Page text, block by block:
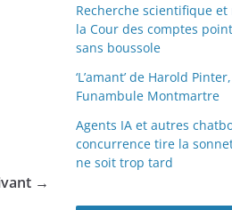
→
Recherche scientifique
la Cour des comptes
sans boussole
‘L’amant’ de Harold
Funambule Montmartre
Agents IA et autres
concurrence tire la
ne soit trop tard